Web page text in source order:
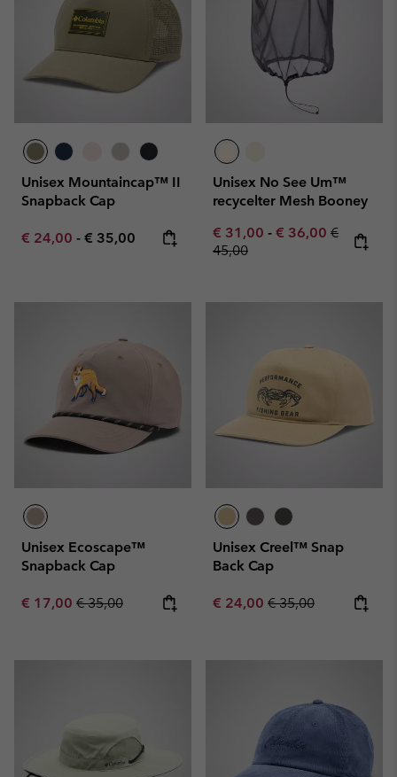
Unisex Mountaincap™ II
Snapback Cap
Minimum sale price:
€ 24,00 - Maximum price:
€ 35,00
Unisex No See Um™
recycelter Mesh Booney
Minimum sale price:
€ 31,00 - Maximum sale
€ 36,00 Regular
€
45,00
Unisex Ecoscape™
Snapback Cap
Sale price:
€ 17,00 Regular price:
€ 35,00
Unisex Creel™ Snap
Back Cap
Sale price:
€ 24,00 Regular price:
€ 35,00